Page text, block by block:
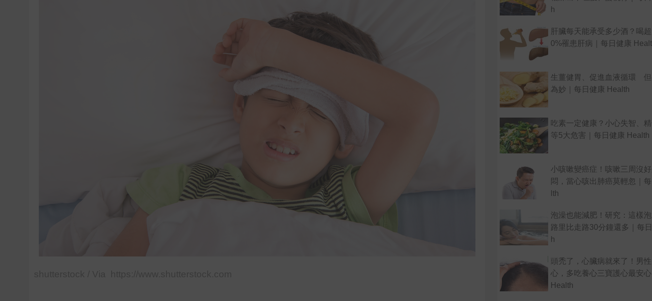
h
肝臟每天能承受多少酒？喝
0%罹患肝病｜每日健康
生薑健胃、促進血液循環
為妙｜每日健康 Health
吃素一定健康？小心失智、
等5大危害｜每日健康 Health
小咳嗽變癌症！咳嗽三周沒
悶，當心咳出肺癌莫輕忽｜
lth
泡澡也能減肥！研究：這樣
路里比走路30分鐘還多｜每
h
頭禿了，心臟病就來了！男
心，多吃養心三寶護心最安
Health